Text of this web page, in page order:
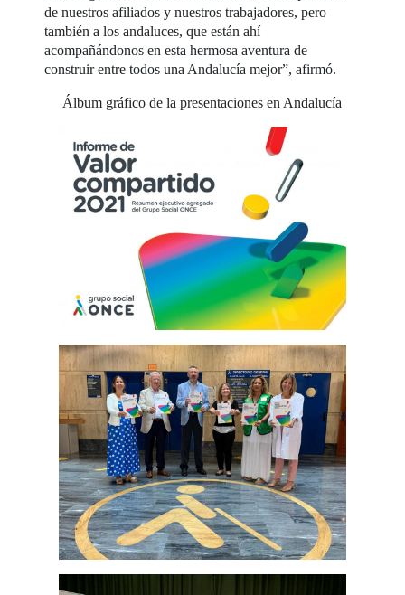
de nuestros afiliados y nuestros trabajadores, pero
también a los andaluces, que están ahí
acompañándonos en esta hermosa aventura de
construir entre todos una Andalucía mejor”, afirmó.
Álbum gráfico de la presentaciones en Andalucía